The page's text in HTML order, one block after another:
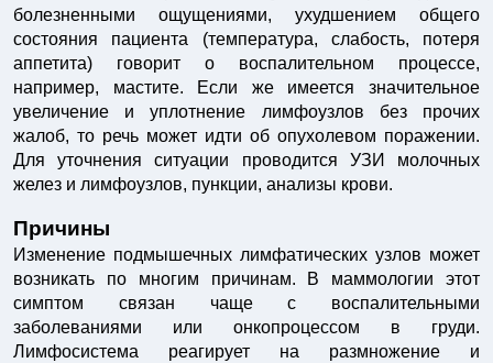
болезненными ощущениями, ухудшением общего
состояния пациента (температура, слабость, потеря
аппетита) говорит о воспалительном процессе,
например, мастите. Если же имеется значительное
увеличение и уплотнение лимфоузлов без прочих
жалоб, то речь может идти об опухолевом поражении.
Для уточнения ситуации проводится УЗИ молочных
желез и лимфоузлов, пункции, анализы крови.
Причины
Изменение подмышечных лимфатических узлов может
возникать по многим причинам. В маммологии этот
симптом связан чаще с воспалительными
заболеваниями или онкопроцессом в груди.
Лимфосистема реагирует на размножение и